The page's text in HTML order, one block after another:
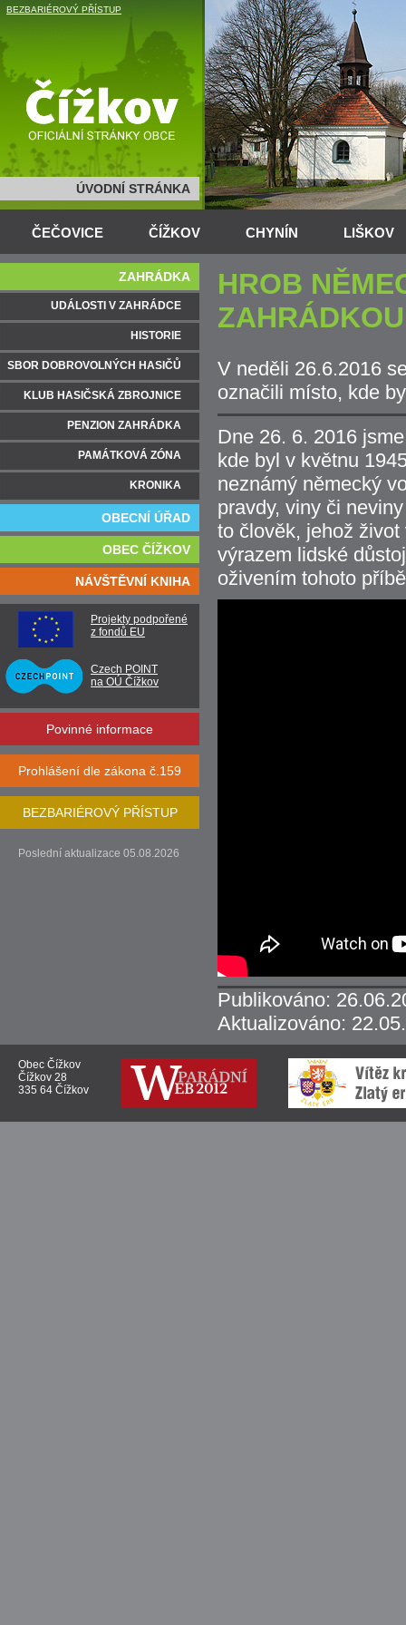
BEZBARIÉROVÝ PŘÍSTUP
ÚVODNÍ STRÁNKA
ČEČOVICE ČÍŽKOV CHYNÍN LIŠKOV
HROB
ZAHRÁDKOU
V neděli 26.6.2016
označili místo, kde
Dne 26. 6. 2016
kde byl v květnu
neznámý německý
pravdy, viny či
to člověk, jehož
výrazem lidské
oživením tohoto
Publikováno:
Aktualizováno:
ZAHRÁDKA
UDÁLOSTI V ZAHRÁDCE
HISTORIE
SBOR DOBROVOLNÝCH HASIČŮ
KLUB HASIČSKÁ ZBROJNICE
PENZION ZAHRÁDKA
PAMÁTKOVÁ ZÓNA
KRONIKA
OBECNÍ ÚŘAD
OBEC ČÍŽKOV
NÁVŠTĚVNÍ KNIHA
Projekty podpořené
z fondů EU
Czech POINT
na OÚ Čížkov
Povinné informace
Prohlášení dle zákona č.159
BEZBARIÉROVÝ PŘÍSTUP
Poslední aktualizace 05.08.2026
Obec Čížkov
Čížkov 28
335 64 Čížkov